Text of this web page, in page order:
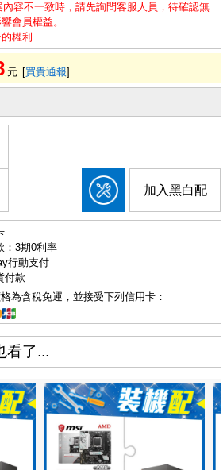
容不一致時，請先詢問客服人員，待確認無
會員權益。
權利
元 [買貴通報]
加入黑白配
：3期0利率
行動支付
付款
為含稅免運，並接受下列信用卡：
看了...